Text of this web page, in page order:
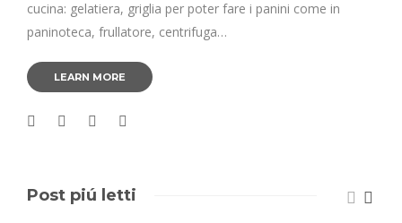
cucina: gelatiera, griglia per poter fare i panini come in
paninoteca, frullatore, centrifuga…
LEARN MORE
Post piú letti